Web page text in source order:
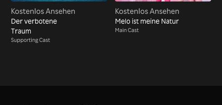
Kostenlos Ansehen
Der verbotene
Traum
Supporting Cast
Kostenlos Ansehen
Melo ist meine Natur
Main Cast